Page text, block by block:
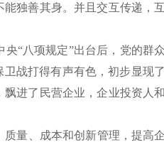
独善其身。并且交互传递，
“八项规定”出台后，党的群
战打得有声有色，初步显现
进了民营企业，企业投资人
量、成本和创新管理，提高